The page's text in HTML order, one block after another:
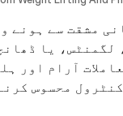
مشقت سے ہونے
لگمنٹس، یا
آرام اور
محسوس